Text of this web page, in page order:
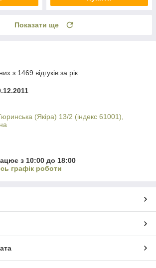
Показати ще
з 1469 відгуків за рік
(Якіра) 13/2 (індекс 61001),
з 10:00 до 18:00
графік роботи